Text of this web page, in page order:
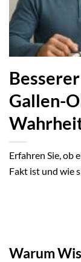
Gallen-
Erfahren Sie, ob
Fakt ist und wie
Warum